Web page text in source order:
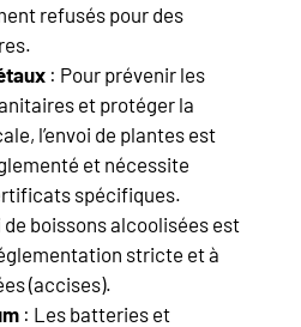
refusés pour des
: Pour prévenir les
et protéger la
l’envoi de plantes est
et nécessite
spécifiques.
de boissons alcoolisées est
stricte et à
(accises).
: Les batteries et